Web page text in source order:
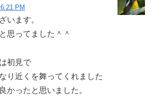
PM
います。
思ってました＾＾
初見で
り近くを舞ってくれました
かったと思いました。